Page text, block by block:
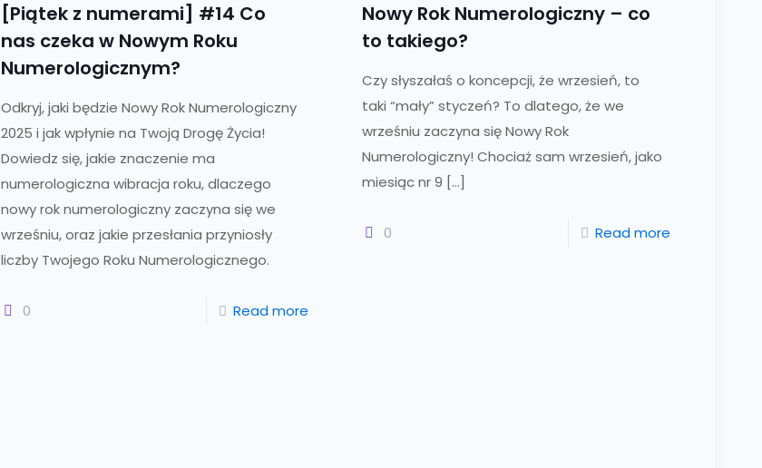
[Piątek z numerami] #14 Co
nas czeka w Nowym Roku
Numerologicznym?
Odkryj, jaki będzie Nowy Rok Numerologiczny
2025 i jak wpłynie na Twoją Drogę Życia!
Dowiedz się, jakie znaczenie ma
numerologiczna wibracja roku, dlaczego
nowy rok numerologiczny zaczyna się we
wrześniu, oraz jakie przesłania przyniosły
liczby Twojego Roku Numerologicznego.
0 Read more
Nowy Rok Numerologiczny – co
to takiego?
Czy słyszałaś o koncepcji, że wrzesień, to
taki “mały” styczeń? To dlatego, że we
wrześniu zaczyna się Nowy Rok
Numerologiczny! Chociaż sam wrzesień, jako
miesiąc nr 9 […]
0 Read more